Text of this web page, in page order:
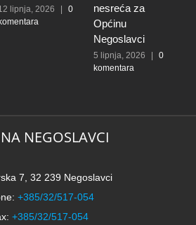
lipnja, 2026
0
komentara
nesreća za
Općinu
Negoslavci
5 lipnja, 2026
0
komentara
NEGOSLAVCI
7, 32 239 Negoslavci
+385/32/517-054
+385/32/517-054